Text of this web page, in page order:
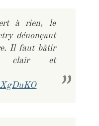
à rien, le
dénonçant
Il faut bâtir
clair et